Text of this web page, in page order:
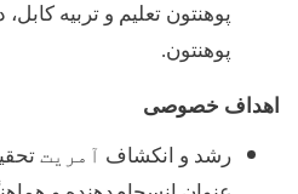
پوهنتون تعلیم و تربیه
پوهنتون.
اهداف خصوصی
رشد و انکشاف آمریت